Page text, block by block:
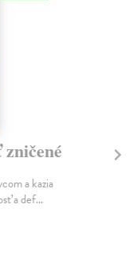
a kazia
a def...